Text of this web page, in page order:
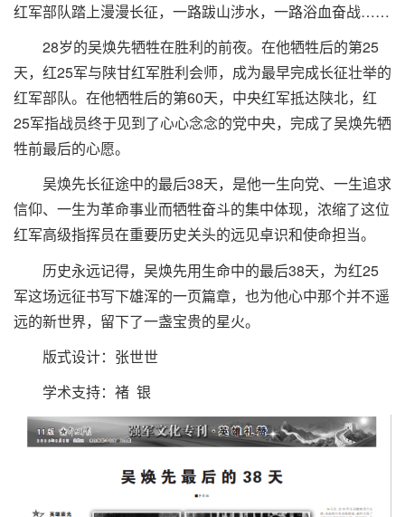
红军部队踏上漫漫长征，一路跋山涉水，一路浴血奋战……
28岁的吴焕先牺牲在胜利的前夜。在他牺牲后的第25
天，红25军与陕甘红军胜利会师，成为最早完成长征壮举的
红军部队。在他牺牲后的第60天，中央红军抵达陕北，红
25军指战员终于见到了心心念念的党中央，完成了吴焕先牺
牲前最后的心愿。
吴焕先长征途中的最后38天，是他一生向党、一生追求
信仰、一生为革命事业而牺牲奋斗的集中体现，浓缩了这位
红军高级指挥员在重要历史关头的远见卓识和使命担当。
历史永远记得，吴焕先用生命中的最后38天，为红25
军这场远征书写下雄浑的一页篇章，也为他心中那个并不遥
远的新世界，留下了一盏宝贵的星火。
版式设计：张世世
学术支持：褚 银